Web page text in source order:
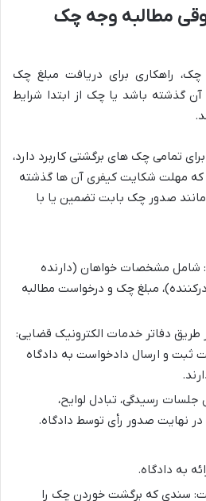
مطالبه وجه چک
راهکاری برای دریافت مبلغ چک
گذشته باشد یا چک از ابتدا شرایط
تمامی چک های برگشتی کاربرد دارد،
که مهلت شکایت کیفری آن ها گذشته
صدور چک بابت تضمین یا با
شامل مشخصات خواهان (دارنده
مبلغ چک و درخواست مطالبه
دفاتر خدمات الکترونیک قضایی:
ثبت و ارسال دادخواست به دادگاه
جلسات رسیدگی، تبادل لوایح،
نهایت صدور رأی توسط دادگاه.
به دادگاه.
سندی که برگشت خوردن چک را